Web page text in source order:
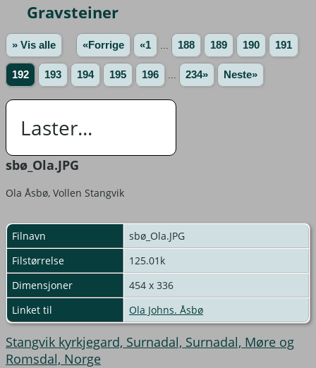
Gravsteiner
» Vis alle «Forrige «1 188 189 190 191
192 193 194 195 196 234» Neste»
Laster...
sbø_Ola.JPG
Ola Åsbø, Vollen Stangvik
Filnavn
sbø_Ola.JPG
Filstørrelse
125.01k
Dimensjoner
454 x 336
Linket til
Ola Johns. Åsbø
Stangvik kyrkjegard, Surnadal, Surnadal, Møre og
Romsdal, Norge